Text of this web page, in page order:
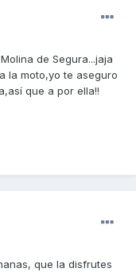
de Segura...jaja
la moto,yo te aseguro
que a por ella!!
que la disfrutes